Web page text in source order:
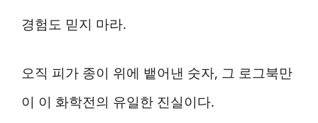
경험도 믿지 마라.
오직 피가 종이 위에 뱉어낸 숫자, 그 로그북만
이 이 화학전의 유일한 진실이다.